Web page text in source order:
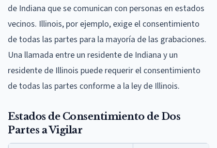
de Indiana que se comunican con personas en estados
vecinos. Illinois, por ejemplo, exige el consentimiento
de todas las partes para la mayoría de las grabaciones.
Una llamada entre un residente de Indiana y un
residente de Illinois puede requerir el consentimiento
de todas las partes conforme a la ley de Illinois.
Estados de Consentimiento de Dos
Partes a Vigilar